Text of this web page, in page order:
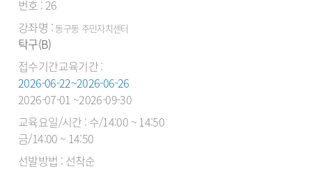
26
동구동 주민자치센터
탁구(B)
2026-06-22~2026-06-26
2026-07-01 ~2026-09-30
수/14:00 ~ 14:50
금/14:00 ~ 14:50
선착순